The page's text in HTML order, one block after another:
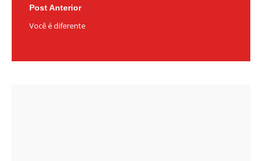
Post Anterior
Você é diferente